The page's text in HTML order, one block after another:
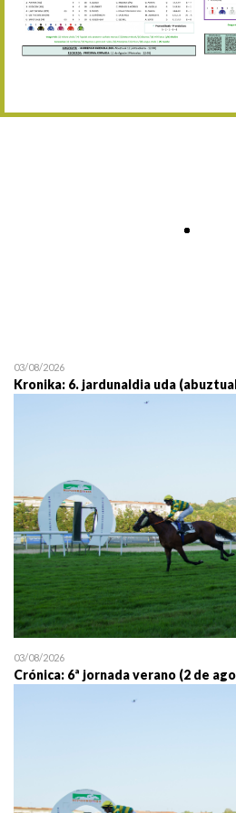
15/08
30/08
19/07
03/08/2026
Kronika: 6. jardunaldia uda
03/08/2026
Crónica: 6ª jornada verano (2 de